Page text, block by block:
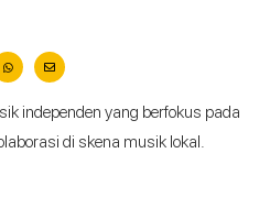
independen yang berfokus pada
di skena musik lokal.